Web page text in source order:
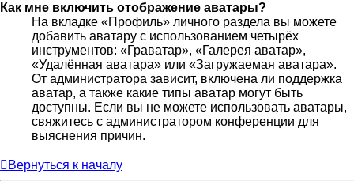
Как мне включить отображение аватары?
На вкладке «Профиль» личного раздела вы можете
добавить аватару с использованием четырёх
инструментов: «Граватар», «Галерея аватар»,
«Удалённая аватара» или «Загружаемая аватара».
От администратора зависит, включена ли поддержка
аватар, а также какие типы аватар могут быть
доступны. Если вы не можете использовать аватары,
свяжитесь с администратором конференции для
выяснения причин.
Вернуться к началу